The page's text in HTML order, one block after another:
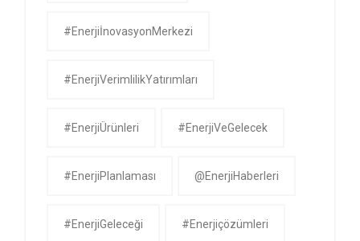
#EnerjiİnovasyonMerkezi
#EnerjiVerimlilikYatırımları
#EnerjiÜrünleri #EnerjiVeGelecek
#EnerjiPlanlaması @EnerjiHaberleri
#EnerjiGeleceği #enerjiçözümleri